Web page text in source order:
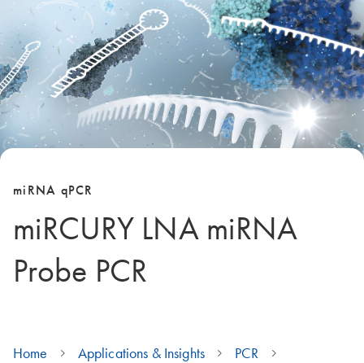
miRNA qPCR
miRCURY LNA miRNA
Probe PCR
Home Applications & Insights
PCR